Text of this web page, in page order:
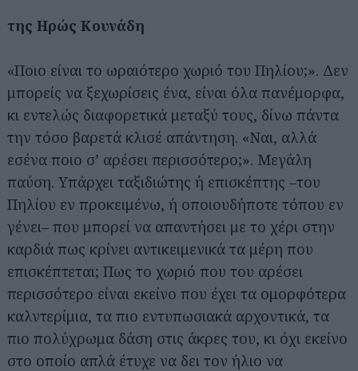
της Ηρώς Κουνάδη
«Ποιο είναι το ωραιότερο χωριό του Πηλίου;». Δεν
μπορείς να ξεχωρίσεις ένα, είναι όλα πανέμορφα,
κι εντελώς διαφορετικά μεταξύ τους, δίνω πάντα
την τόσο βαρετά κλισέ απάντηση. «Ναι, αλλά
εσένα ποιο σ’ αρέσει περισσότερο;». Μεγάλη
παύση. Υπάρχει ταξιδιώτης ή επισκέπτης –του
Πηλίου εν προκειμένω, ή οποιουδήποτε τόπου εν
γένει– που μπορεί να απαντήσει με το χέρι στην
καρδιά πως κρίνει αντικειμενικά τα μέρη που
επισκέπτεται; Πως το χωριό που του αρέσει
περισσότερο είναι εκείνο που έχει τα ομορφότερα
καλντερίμια, τα πιο εντυπωσιακά αρχοντικά, τα
πιο πολύχρωμα δάση στις άκρες του, κι όχι εκείνο
στο οποίο απλά έτυχε να δει τον ήλιο να